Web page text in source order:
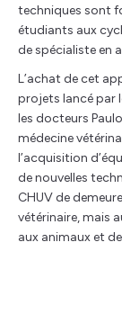
techniques sont
étudiants aux
de spécialiste en
L’achat de cet
projets lancé par
les docteurs
médecine
l’acquisition
de nouvelles
CHUV de
vétérinaire, mais
aux animaux et